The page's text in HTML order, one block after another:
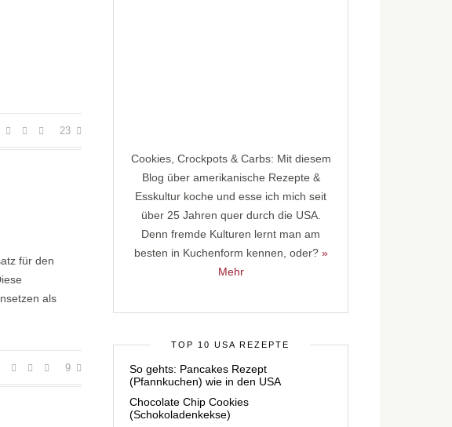
23
für den
als
9
Cookies, Crockpots & Carbs: Mit diesem
Blog über amerikanische Rezepte &
Esskultur koche und esse ich mich seit
über 25 Jahren quer durch die USA.
Denn fremde Kulturen lernt man am
besten in Kuchenform kennen, oder? »
Mehr
TOP 10 USA REZEPTE
So gehts: Pancakes Rezept
(Pfannkuchen) wie in den USA
Chocolate Chip Cookies
(Schokoladenkekse)